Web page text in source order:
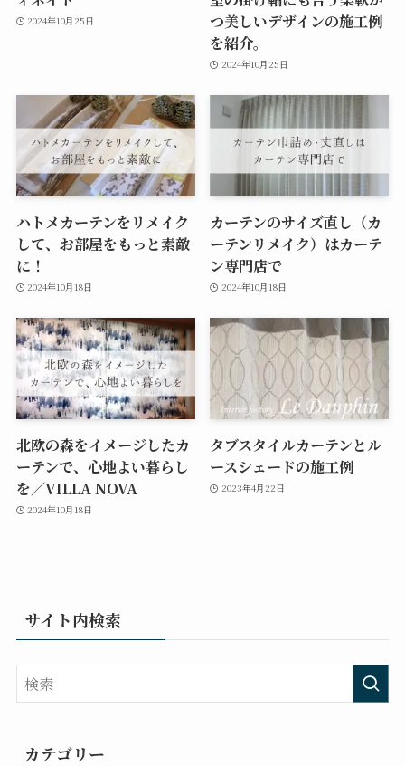
2024年10月25日
つ美しいデザインの施工例
を紹介。
2024年10月25日
ハトメカーテンをリメイク
して、お部屋をもっと素敵
に！
2024年10月18日
カーテンのサイズ直し（カ
ーテンリメイク）はカーテ
ン専門店で
2024年10月18日
北欧の森をイメージしたカ
ーテンで、心地よい暮らし
を／VILLA NOVA
2024年10月18日
タブスタイルカーテンとル
ースシェードの施工例
2023年4月22日
サイト内検索
カテゴリー